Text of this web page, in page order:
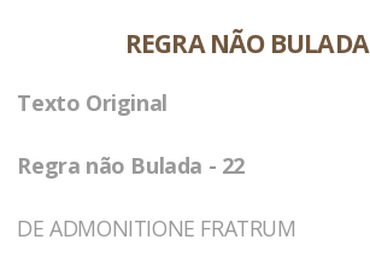
REGRA NÃO
Texto Original
Regra não Bulada - 22
DE ADMONITIONE FRATRUM